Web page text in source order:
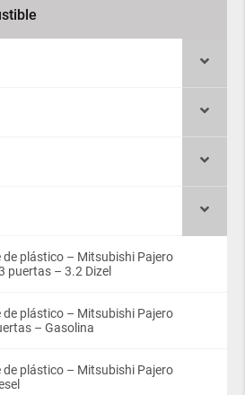
plástico – Mitsubishi Pajero
puertas – 3.2 Dizel
plástico – Mitsubishi Pajero
– Gasolina
plástico – Mitsubishi Pajero